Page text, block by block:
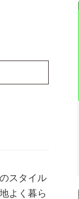
スタイル
よく暮ら